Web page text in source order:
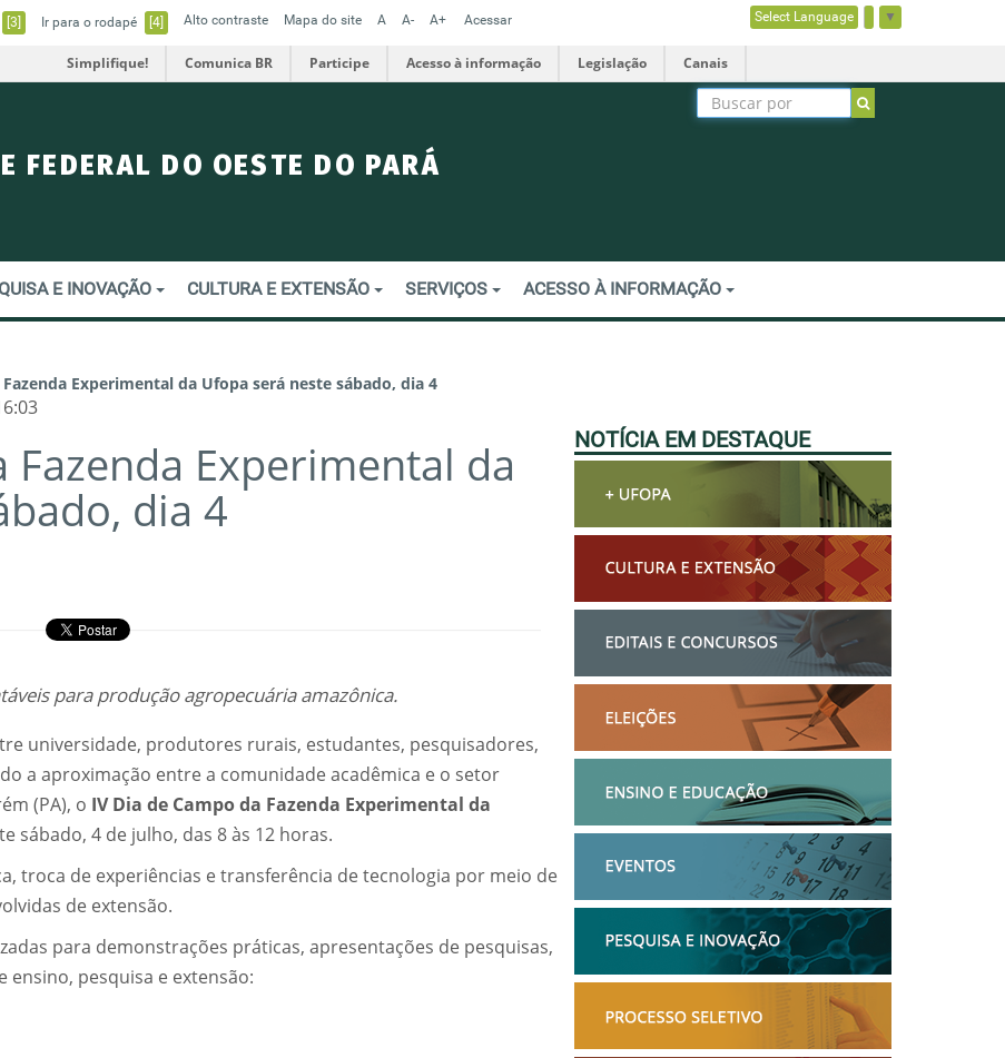
[3] Ir para o rodapé [4] Alto contraste Mapa do site A A- A+ Acessar Select Language ▼
Simplifique! Comunica BR Participe Acesso à informação Legislação Canais
FEDERAL DO OESTE DO PARÁ
E INOVAÇÃO CULTURA E EXTENSÃO SERVIÇOS ACESSO À INFORMAÇÃO
Experimental da Ufopa será neste sábado, dia 4
Fazenda Experimental da
dia 4
para produção agropecuária amazônica.
universidade, produtores rurais, estudantes, pesquisadores,
a aproximação entre a comunidade acadêmica e o setor
(PA), o IV Dia de Campo da Fazenda Experimental da
sábado, 4 de julho, das 8 às 12 horas.
troca de experiências e transferência de tecnologia por meio de
de extensão.
para demonstrações práticas, apresentações de pesquisas,
pesquisa e extensão:
NOTÍCIA EM DESTAQUE